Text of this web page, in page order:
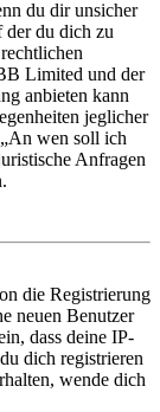
du dir unsicher
der du dich zu
Limited und der
anbieten kann
jeglicher
wen soll ich
Anfragen
die Registrierung
neuen Benutzer
dass deine IP-
dich registrieren
wende dich